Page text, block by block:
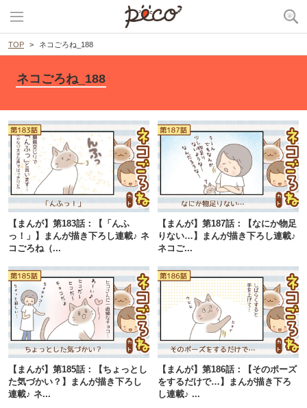
TOP ネコごろね_188
ネコごろね_188
【まんが】第183話：【「んふ
っ！」】まんが描き下ろし連載♪ ネ
コごろね（...
【まんが】第187話：【なにか物足
りない…】まんが描き下ろし連載♪
ネコご...
【まんが】第185話：【ちょっとし
た気づかい？】まんが描き下ろし
連載♪ ネ...
【まんが】第186話：【そのポーズ
をするだけで…】まんが描き下ろ
し連載♪ ...
閉じる
アプリで開く